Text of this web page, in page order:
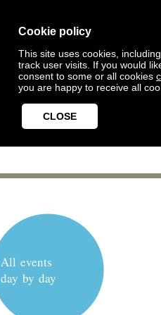
Cookie policy
This site uses cookies,
track user visits. If you would
consent to some or all cookies
you are happy to receive all
CLOSE
All events
day by day